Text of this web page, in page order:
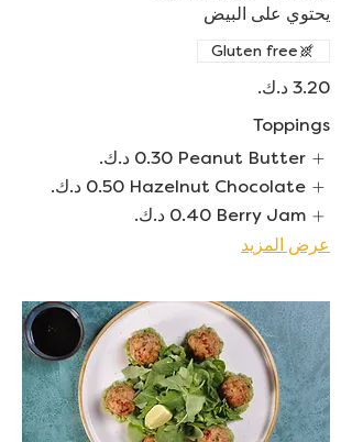
يحتوي على البيض
Gluten free
Toppings
Peanut Butter ‏0.30 د.ك.‏
Hazelnut Chocolate ‏0.50 د.ك.‏
Berry Jam ‏0.40 د.ك.‏
عرض المزيد